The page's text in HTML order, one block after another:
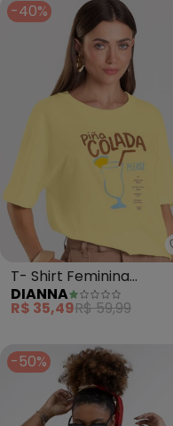
-40%
T- Shirt Feminina
Oversized (Amarelo)
DIANNA
R$ 35,49R$ 59,99
-50%